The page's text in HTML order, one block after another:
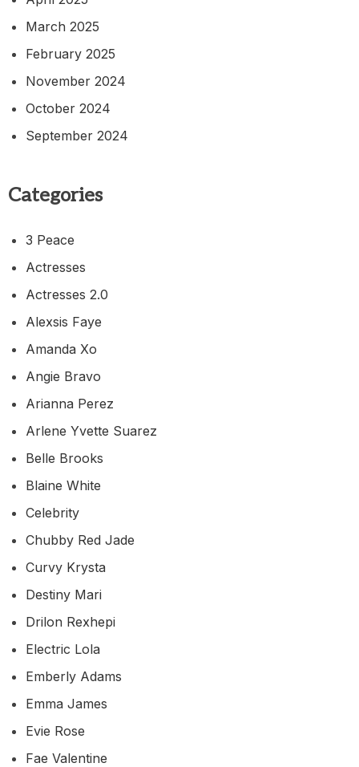
March 2025
February 2025
November 2024
October 2024
September 2024
Categories
3 Peace
Actresses
Actresses 2.0
Alexsis Faye
Amanda Xo
Angie Bravo
Arianna Perez
Arlene Yvette Suarez
Belle Brooks
Blaine White
Celebrity
Chubby Red Jade
Curvy Krysta
Destiny Mari
Drilon Rexhepi
Electric Lola
Emberly Adams
Emma James
Evie Rose
Fae Valentine